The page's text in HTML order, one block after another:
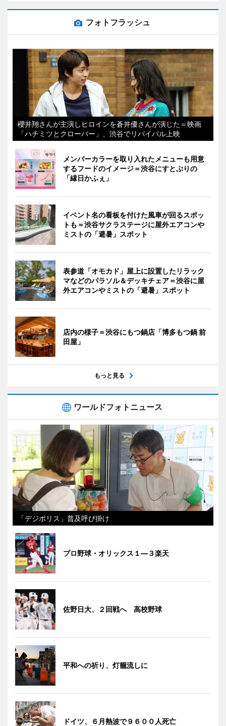
フォトフラッシュ
櫻井翔さんが主演しヒロインを蒼井優さんが演じた＝映画
「ハチミツとクローバー」、渋谷でリバイバル上映
メンバーカラーを取り入れたメニューも用意
するフードのイメージ＝渋谷にすとぷりの
「縁日かふぇ」
イベント名の看板を付けた風車が回るスポッ
トも＝渋谷サクラステージに屋外エアコンや
ミストの「避暑」スポット
表参道「オモカド」屋上に設置したリラック
マなどのパラソル＆デッキチェア＝渋谷に屋
外エアコンやミストの「避暑」スポット
店内の様子＝渋谷にもつ鍋店「博多もつ鍋 前
田屋」
もっと見る
ワールドフォトニュース
「デジポリス」普及呼び掛け
プロ野球・オリックス１―３楽天
佐野日大、２回戦へ 高校野球
平和への祈り、灯籠流しに
ドイツ、６月熱波で９６００人死亡